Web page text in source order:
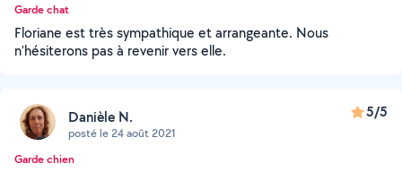
Garde chat
Floriane est très sympathique et arrangeante. Nous
n’hésiterons pas à revenir vers elle.
Danièle N.
posté le 24 août 2021
5/5
Garde chien